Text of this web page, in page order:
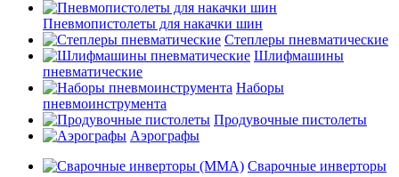
Пневмопистолеты для накачки шин
Степлеры пневматические
Шлифмашины
пневматические
Наборы
пневмоинструмента
Продувочные пистолеты
Аэрографы
Сварочные инверторы